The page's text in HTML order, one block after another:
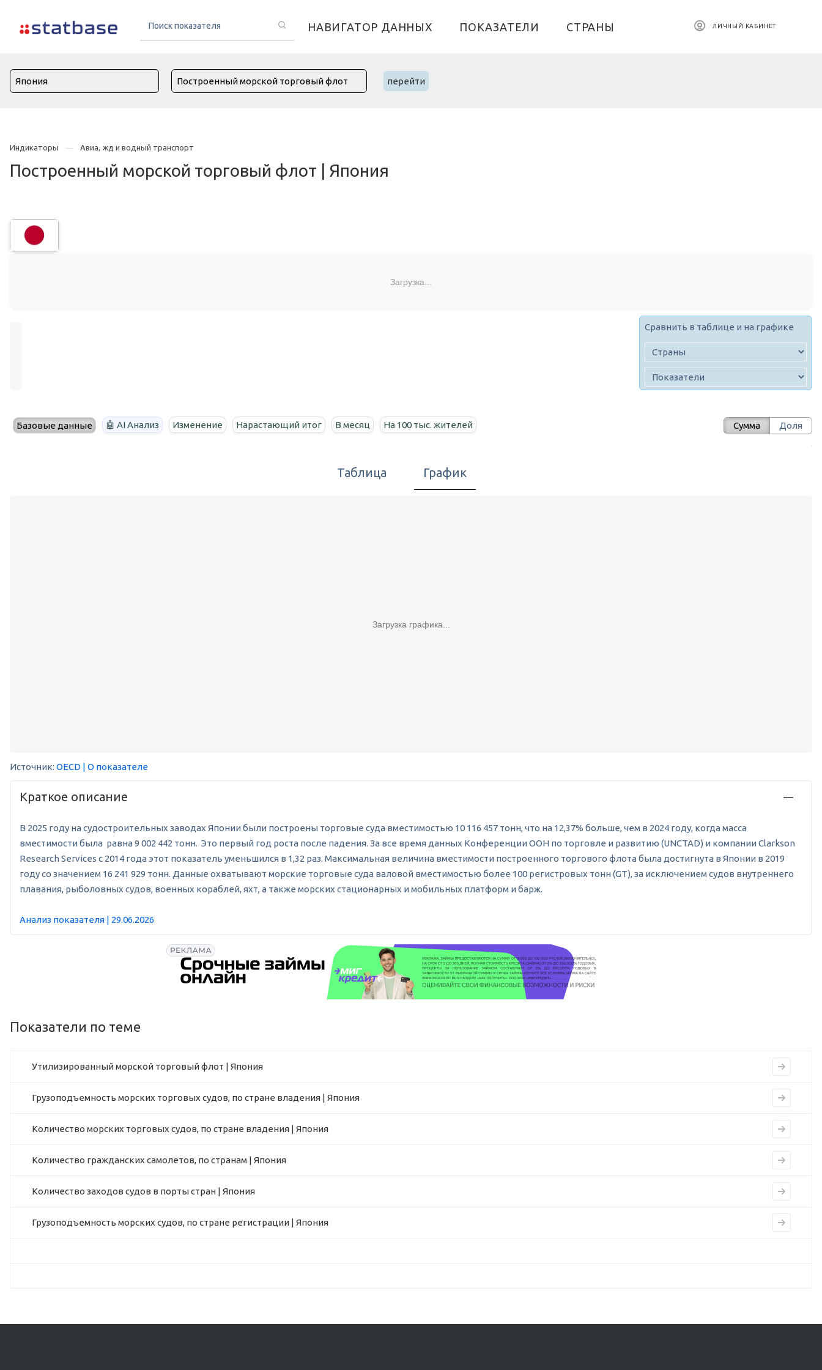
НАВИГАТОР ДАННЫХ ПОКАЗАТЕЛИ СТРАНЫ ЛИЧНЫЙ КАБИНЕТ
перейти
Индикаторы Авиа, жд и водный транспорт
Построенный морской торговый флот | Япония
Загрузка...
Сравнить в таблице и на графике
Базовые данные 🤖 AI Анализ Изменение Нарастающий итог В месяц На 100 тыс. жителей Сумма Доля
Таблица График
Загрузка графика...
Источник: OECD | О показателе
Краткое описание
В 2025 году на судостроительных заводах Японии были построены торговые суда вместимостью 10 116 457 тонн, что на 12,37% больше, чем в 2024 году, когда масса
вместимости была равна 9 002 442 тонн. Это первый год роста после падения. За все время данных Конференции ООН по торговле и развитию (UNCTAD) и компании Clarkson
Research Services с 2014 года этот показатель уменьшился в 1,32 раз. Максимальная величина вместимости построенного торгового флота была достигнута в Японии в 2019
году со значением 16 241 929 тонн. Данные охватывают морские торговые суда валовой вместимостью более 100 регистровых тонн (GT), за исключением судов внутреннего
плавания, рыболовных судов, военных кораблей, яхт, а также морских стационарных и мобильных платформ и барж.
Анализ показателя | 29.06.2026
Показатели по теме
Утилизированный морской торговый флот | Япония
Грузоподъемность морских торговых судов, по стране владения | Япония
Количество морских торговых судов, по стране владения | Япония
Количество гражданских самолетов, по странам | Япония
Количество заходов судов в порты стран | Япония
Грузоподъемность морских судов, по стране регистрации | Япония